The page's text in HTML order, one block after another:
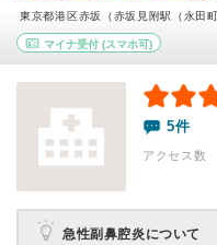
東京都港区赤坂（赤坂見附駅（永田
マイナ受付 (スマホ可)
5件
アクセス数
急性副鼻腔炎について